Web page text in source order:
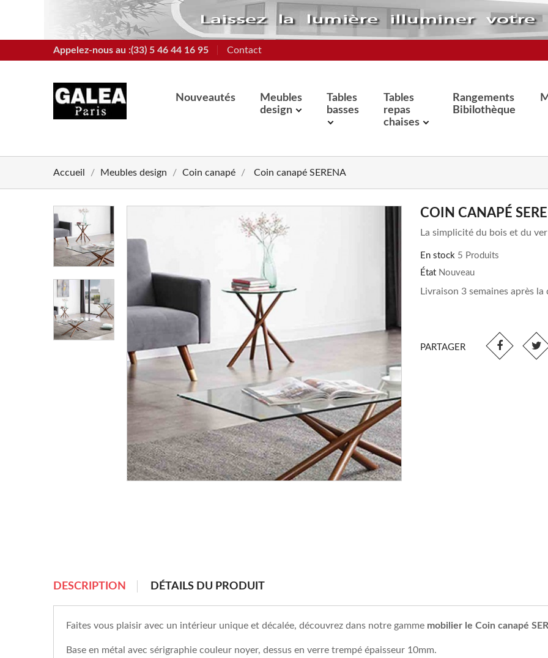
Appelez-nous au :(33) 5 46 44 16 95 Contact
Nouveautés
Meubles
design
Tables
basses
Tables
repas
chaises
Rangements
Bibilothèque
Accueil Meubles design Coin canapé Coin canapé SERENA
COIN CANAPÉ
La simplicité du bois et du
En stock 5 Produits
État Nouveau
Livraison 3 semaines après
PARTAGER
DESCRIPTION DÉTAILS DU PRODUIT
Faites vous plaisir avec un intérieur unique et décalée, découvrez dans notre gamme mobilier le Coin canapé
Base en métal avec sérigraphie couleur noyer, dessus en verre trempé épaisseur 10mm.